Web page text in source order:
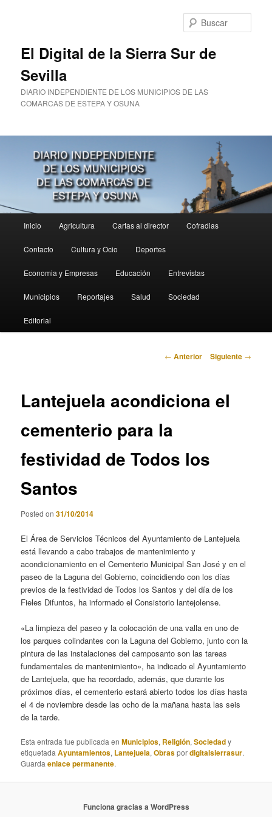
El Digital de la Sierra Sur de
Sevilla
DIARIO INDEPENDIENTE DE LOS MUNICIPIOS DE LAS
COMARCAS DE ESTEPA Y OSUNA
principal
Inicio Agricultura Cartas al director Cofradias
Contacto Cultura y Ocio Deportes
Economia y Empresas Educación Entrevistas
Municipios Reportajes Salud Sociedad
Editorial
Navegación
← Anterior Siguiente →
Lantejuela acondiciona el
cementerio para la
festividad de Todos los
Santos
Posted on31/10/2014
El Área de Servicios Técnicos del Ayuntamiento de Lantejuela
está llevando a cabo trabajos de mantenimiento y
acondicionamiento en el Cementerio Municipal San José y en el
paseo de la Laguna del Gobierno, coincidiendo con los días
previos de la festividad de Todos los Santos y del día de los
Fieles Difuntos, ha informado el Consistorio lantejolense.
«La limpieza del paseo y la colocación de una valla en uno de
los parques colindantes con la Laguna del Gobierno, junto con la
pintura de las instalaciones del camposanto son las tareas
fundamentales de mantenimiento», ha indicado el Ayuntamiento
de Lantejuela, que ha recordado, además, que durante los
próximos días, el cementerio estará abierto todos los días hasta
el 4 de noviembre desde las ocho de la mañana hasta las seis
de la tarde.
Esta entrada fue publicada enMunicipios, Religión,Sociedady
etiquetadaAyuntamientos, Lantejuela,Obraspordigitalsierrasur.
Guardaenlace permanente.
Funciona gracias a WordPress